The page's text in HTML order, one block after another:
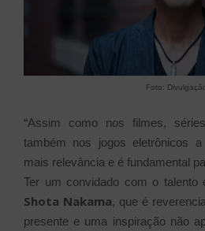
Foto:
“Assim como nos filmes,
também nos jogos eletrônicos
mais relevância e é fundamental
Ter um convidado com o talento
Shota Nakama, que é
presente e uma inspiração não